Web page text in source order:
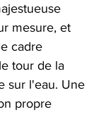
mesure, et
cadre
tour de la
sur l'eau. Une
propre